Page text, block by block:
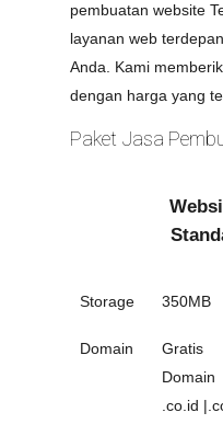
pembuatan website
layanan web
Anda. Kami
dengan harga yang
Paket Jasa
Storage 350MB
Domain
Gratis
Domain
.co.id